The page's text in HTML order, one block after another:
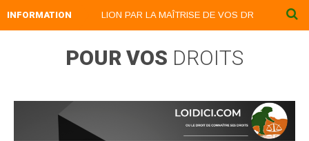
INFORMATION
DEVENEZ UN LION PAR LA MAÎTRISE DE VOS DROITS :
POUR VOS DROITS